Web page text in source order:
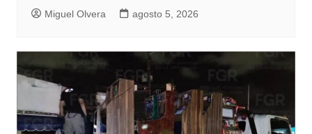
Miguel Olvera agosto 5, 2026